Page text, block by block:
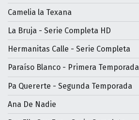
Camelia la Texana
La Bruja - Serie Completa HD
Hermanitas Calle - Serie Completa
Paraíso Blanco - Primera Temporada
Pa Quererte - Segunda Temporada
Ana De Nadie